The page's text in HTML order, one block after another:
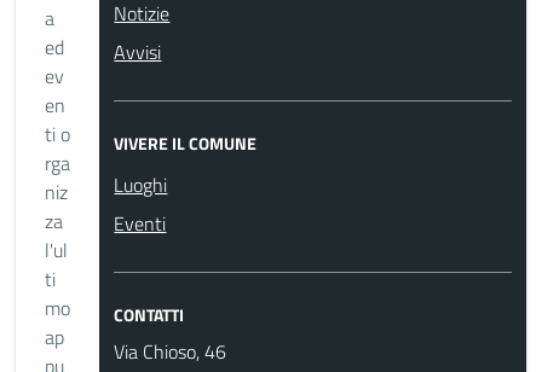
a
ed
ev
en
ti o
rga
niz
za
l'ul
ti
mo
ap
pu
Notizie
Avvisi
VIVERE IL COMUNE
Luoghi
Eventi
CONTATTI
Via Chioso, 46